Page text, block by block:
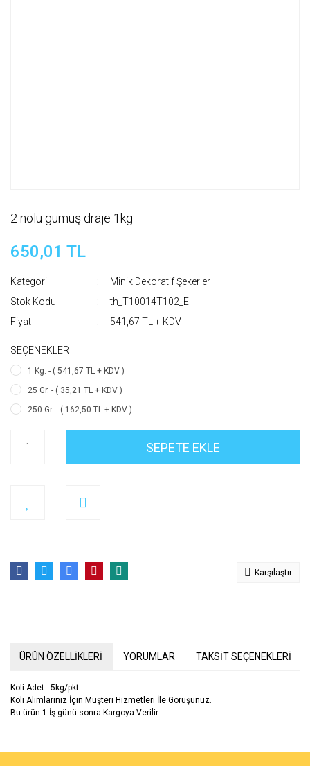
2 nolu gümüş draje 1kg
650,01 TL
Kategori
Minik Dekoratif Şekerler
Stok Kodu
th_T10014T102_E
Fiyat
541,67 TL + KDV
SEÇENEKLER
1 Kg. - ( 541,67 TL + KDV )
25 Gr. - ( 35,21 TL + KDV )
250 Gr. - ( 162,50 TL + KDV )
SEPETE EKLE
Karşılaştır
ÜRÜN ÖZELLİKLERİ YORUMLAR TAKSİT SEÇENEKLERİ
Koli Adet : 5kg/pkt
Koli Alımlarınız İçin Müşteri Hizmetleri İle Görüşünüz.
Bu ürün 1.İş günü sonra Kargoya Verilir.